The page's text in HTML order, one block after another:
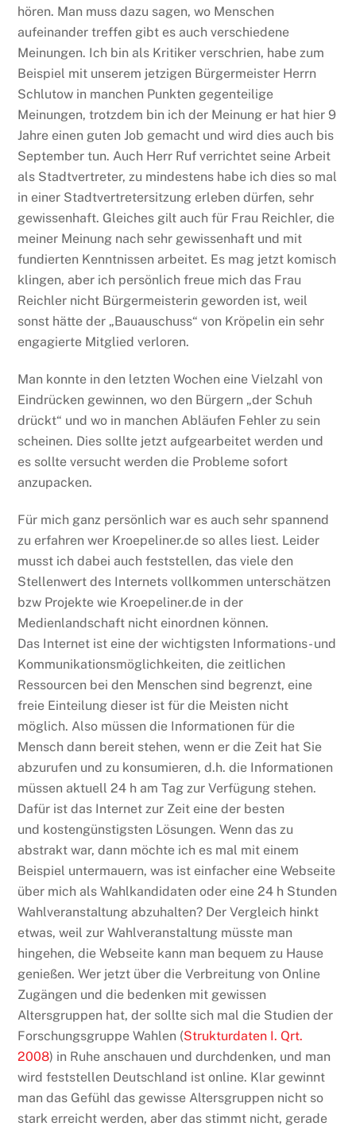
hören. Man muss dazu sagen, wo Menschen
aufeinander treffen gibt es auch verschiedene
Meinungen. Ich bin als Kritiker verschrien, habe zum
Beispiel mit unserem jetzigen Bürgermeister Herrn
Schlutow in manchen Punkten gegenteilige
Meinungen, trotzdem bin ich der Meinung er hat hier 9
Jahre einen guten Job gemacht und wird dies auch bis
September tun. Auch Herr Ruf verrichtet seine Arbeit
als Stadtvertreter, zu mindestens habe ich dies so mal
in einer Stadtvertretersitzung erleben dürfen, sehr
gewissenhaft. Gleiches gilt auch für Frau Reichler, die
meiner Meinung nach sehr gewissenhaft und mit
fundierten Kenntnissen arbeitet. Es mag jetzt komisch
klingen, aber ich persönlich freue mich das Frau
Reichler nicht Bürgermeisterin geworden ist, weil
sonst hätte der „Bauauschuss“ von Kröpelin ein sehr
engagierte Mitglied verloren.
Man konnte in den letzten Wochen eine Vielzahl von
Eindrücken gewinnen, wo den Bürgern „der Schuh
drückt“ und wo in manchen Abläufen Fehler zu sein
scheinen. Dies sollte jetzt aufgearbeitet werden und
es sollte versucht werden die Probleme sofort
anzupacken.
Für mich ganz persönlich war es auch sehr spannend
zu erfahren wer Kroepeliner.de so alles liest. Leider
musst ich dabei auch feststellen, das viele den
Stellenwert des Internets vollkommen unterschätzen
bzw Projekte wie Kroepeliner.de in der
Medienlandschaft nicht einordnen können.
Das Internet ist eine der wichtigsten Informations- und
Kommunikationsmöglichkeiten, die zeitlichen
Ressourcen bei den Menschen sind begrenzt, eine
freie Einteilung dieser ist für die Meisten nicht
möglich. Also müssen die Informationen für die
Mensch dann bereit stehen, wenn er die Zeit hat Sie
abzurufen und zu konsumieren, d.h. die Informationen
müssen aktuell 24 h am Tag zur Verfügung stehen.
Dafür ist das Internet zur Zeit eine der besten
und kostengünstigsten Lösungen. Wenn das zu
abstrakt war, dann möchte ich es mal mit einem
Beispiel untermauern, was ist einfacher eine Webseite
über mich als Wahlkandidaten oder eine 24 h Stunden
Wahlveranstaltung abzuhalten? Der Vergleich hinkt
etwas, weil zur Wahlveranstaltung müsste man
hingehen, die Webseite kann man bequem zu Hause
genießen. Wer jetzt über die Verbreitung von Online
Zugängen und die bedenken mit gewissen
Altersgruppen hat, der sollte sich mal die Studien der
Forschungsgruppe Wahlen (Strukturdaten I. Qrt.
2008) in Ruhe anschauen und durchdenken, und man
wird feststellen Deutschland ist online. Klar gewinnt
man das Gefühl das gewisse Altersgruppen nicht so
stark erreicht werden, aber das stimmt nicht, gerade